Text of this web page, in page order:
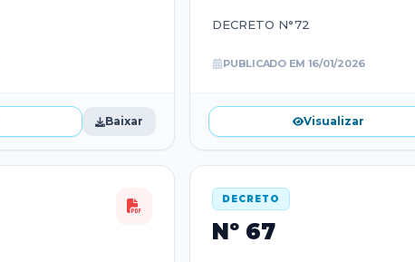
Baixar
DECRETO N°72
PUBLICADO EM 16/01/2026
Visualizar
DECRETO
Nº 67